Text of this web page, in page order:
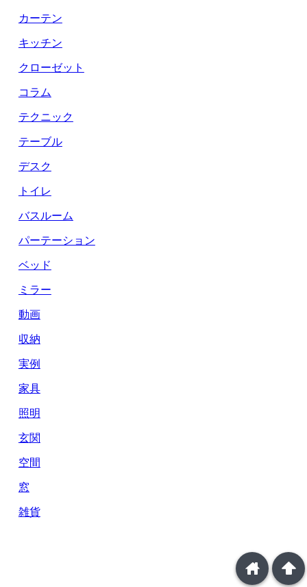
カーテン
キッチン
クローゼット
コラム
テクニック
テーブル
デスク
トイレ
バスルーム
パーテーション
ベッド
ミラー
動画
収納
実例
家具
照明
玄関
空間
窓
雑貨
arrowup
home